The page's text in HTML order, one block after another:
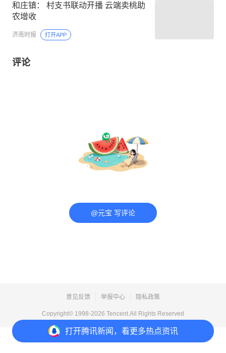
打开腾讯新闻，看更多热点资讯
和庄镇： 村支书联动开播 云端卖桃助
农增收
济南时报 打开APP
评论
@元宝 写评论
意见反馈 举报中心 隐私政策
Copyright© 1998-2026 Tencent.All Rights Reserved